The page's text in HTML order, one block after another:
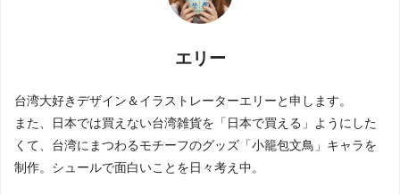
エリー
台湾大好きデザイン＆イラストレーターエリーと申します。
また、日本では買えない台湾雑貨を「日本で買える」ようにした
くて、台湾にまつわるモチーフのグッズ「小籠包文鳥」キャラを
制作。シュールで面白いことを日々考え中。